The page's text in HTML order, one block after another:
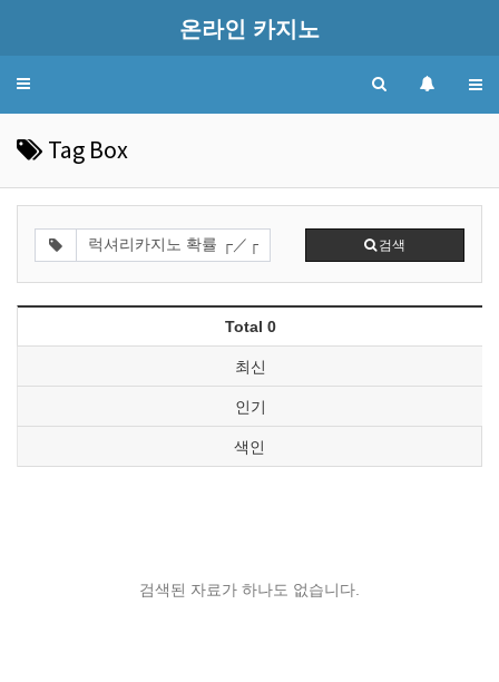
온라인 카지노
Toggle
Tag Box
검색
Total 0
최신
인기
색인
검색된 자료가 하나도 없습니다.